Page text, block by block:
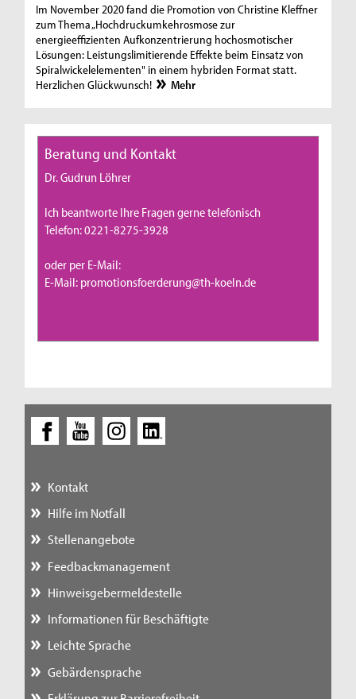
Im November 2020 fand die Promotion von Christine Kleffner
zum Thema „Hochdruckumkehrosmose zur
energieeffizienten Aufkonzentrierung hochosmotischer
Lösungen: Leistungslimitierende Effekte beim Einsatz von
Spiralwickelelementen" in einem hybriden Format statt.
Herzlichen Glückwunsch!
Mehr
Beratung und Kontakt
Dr. Gudrun Löhrer
Ich beantworte Ihre Fragen gerne telefonisch
Telefon: 0221-8275-3928
oder per E-Mail:
E-Mail: promotionsfoerderung@th-koeln.de
Kontakt
Hilfe im Notfall
Stellenangebote
Feedbackmanagement
Hinweisgebermeldestelle
Informationen für Beschäftigte
Leichte Sprache
Gebärdensprache